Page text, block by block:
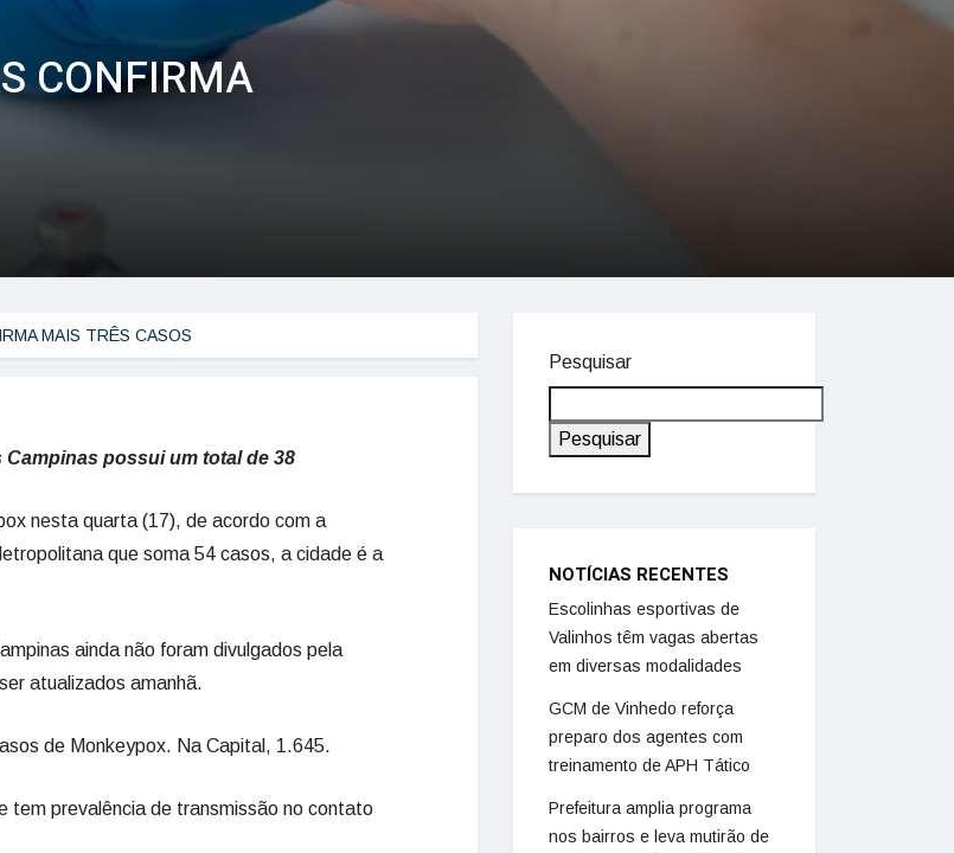
CONFIRMA
MAIS TRÊS CASOS
possui um total de 38
nesta quarta (17), de acordo com a
que soma 54 casos, a cidade é a
ainda não foram divulgados pela
atualizados amanhã.
de Monkeypox. Na Capital, 1.645.
tem prevalência de transmissão no contato
Pesquisar
Pesquisar
NOTÍCIAS RECENTES
Escolinhas esportivas de
Valinhos têm vagas abertas
em diversas modalidades
GCM de Vinhedo reforça
preparo dos agentes com
treinamento de APH Tático
Prefeitura amplia programa
nos bairros e leva mutirão de